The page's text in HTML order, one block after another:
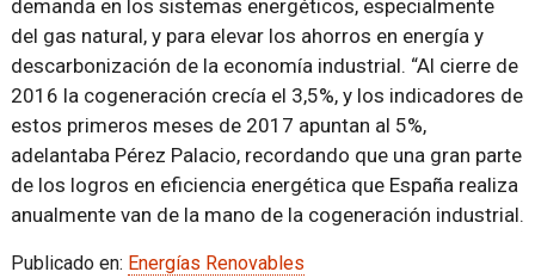
demanda en los sistemas energéticos, especialmente
del gas natural, y para elevar los ahorros en energía y
descarbonización de la economía industrial. “Al cierre de
2016 la cogeneración crecía el 3,5%, y los indicadores de
estos primeros meses de 2017 apuntan al 5%,
adelantaba Pérez Palacio, recordando que una gran parte
de los logros en eficiencia energética que España realiza
anualmente van de la mano de la cogeneración industrial.
Publicado en: Energías Renovables